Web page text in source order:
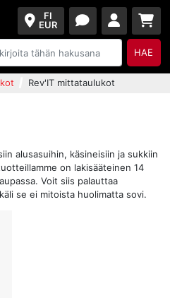
FI
EUR
HAE
Rev'IT mittataulukot
alusasuihin, käsineisiin ja sukkiin
on lakisääteinen 14
Voit siis palauttaa
se ei mitoista huolimatta sovi.